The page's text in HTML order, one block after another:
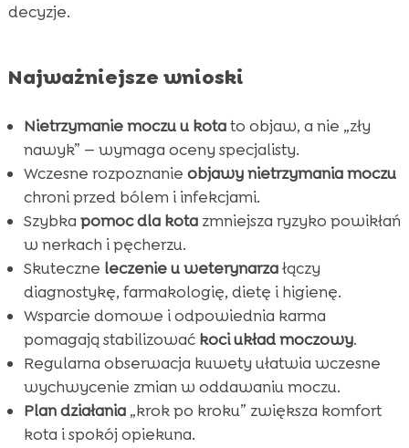
decyzje.
Najważniejsze wnioski
Nietrzymanie moczu u kotato objaw, a nie „zły
nawyk” — wymaga oceny specjalisty.
Wczesne rozpoznanie objawy nietrzymania moczu
chroni przed bólem i infekcjami.
Szybka pomoc dla kotazmniejsza ryzyko powikłań
w nerkach i pęcherzu.
Skuteczne leczenie u weterynarzałączy
diagnostykę, farmakologię, dietę i higienę.
Wsparcie domowe i odpowiednia karma
pomagają stabilizować koci układ moczowy.
Regularna obserwacja kuwety ułatwia wczesne
wychwycenie zmian w oddawaniu moczu.
Plan działania„krok po kroku” zwiększa komfort
kota i spokój opiekuna.